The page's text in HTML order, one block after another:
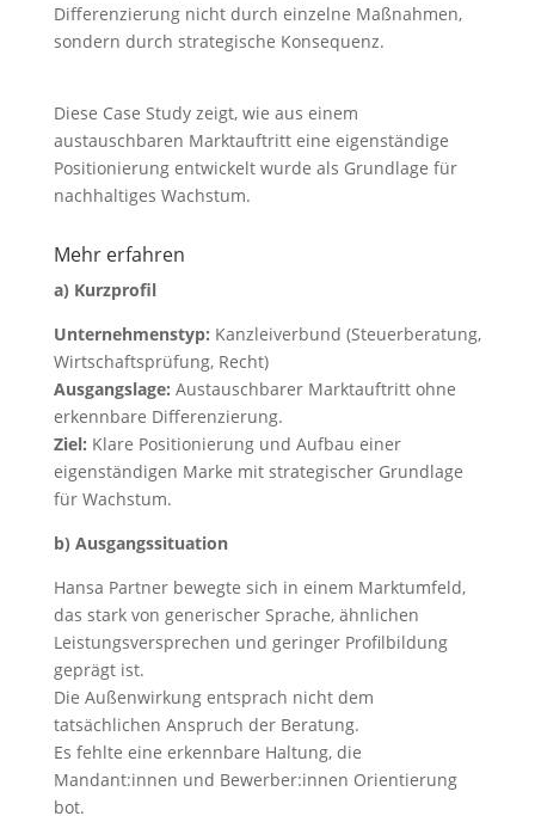
Differenzierung nicht durch einzelne Maßnahmen,
sondern durch strategische Konsequenz.
Diese Case Study zeigt, wie aus einem
austauschbaren Marktauftritt eine eigenständige
Positionierung entwickelt wurde als Grundlage für
nachhaltiges Wachstum.
Mehr erfahren
a) Kurzprofil
Unternehmenstyp: Kanzleiverbund (Steuerberatung,
Wirtschaftsprüfung, Recht)
Ausgangslage: Austauschbarer Marktauftritt ohne
erkennbare Differenzierung.
Ziel: Klare Positionierung und Aufbau einer
eigenständigen Marke mit strategischer Grundlage
für Wachstum.
b) Ausgangssituation
Hansa Partner bewegte sich in einem Marktumfeld,
das stark von generischer Sprache, ähnlichen
Leistungsversprechen und geringer Profilbildung
geprägt ist.
Die Außenwirkung entsprach nicht dem
tatsächlichen Anspruch der Beratung.
Es fehlte eine erkennbare Haltung, die
Mandant:innen und Bewerber:innen Orientierung
bot.